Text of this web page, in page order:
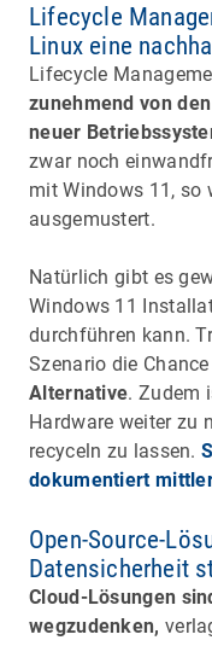
Lifecycle
Linux eine
Lifecycle
zunehmend von
neuer
zwar noch
mit Windows 11, so
ausgemustert.
Natürlich gibt es
Windows 11
durchführen kann.
Szenario die
Alternative. Zudem
Hardware weiter zu
recyceln zu lassen.
dokumentiert
Open-Source-
Datensicherheit
Cloud-Lösungen
wegzudenken,